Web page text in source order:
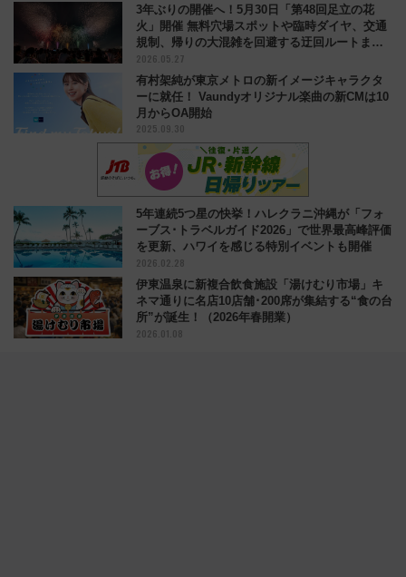
3年ぶりの開催へ！5月30日「第48回足立の花
火」開催 無料穴場スポットや臨時ダイヤ、交通
規制、帰りの大混雑を回避する迂回ルートまで
解説
2026.05.27
有村架純が東京メトロの新イメージキャラクタ
ーに就任！ Vaundyオリジナル楽曲の新CMは10
月からOA開始
2025.09.30
5年連続5つ星の快挙！ハレクラニ沖縄が「フォ
ーブス･トラベルガイド2026」で世界最高峰評価
を更新、ハワイを感じる特別イベントも開催
2026.02.28
伊東温泉に新複合飲食施設「湯けむり市場」キ
ネマ通りに名店10店舗･200席が集結する“食の台
所”が誕生！（2026年春開業）
2026.01.08